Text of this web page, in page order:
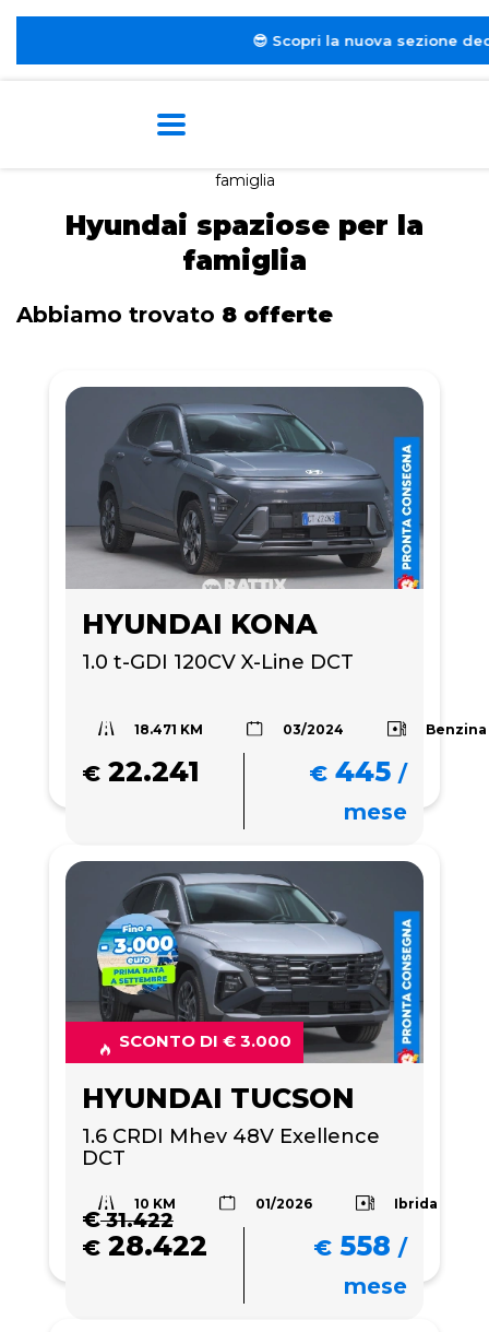
😎 Scopri la nuova sezione dedicata al
famiglia
Hyundai spaziose per la
famiglia
Abbiamo trovato 8 offerte
HYUNDAI KONA
1.0 t-GDI 120CV X-Line DCT
18.471 KM 03/2024 Benzina
€ 22.241 € 445 /
mese
SCONTO DI € 3.000
HYUNDAI TUCSON
1.6 CRDI Mhev 48V Exellence
DCT
10 KM 01/2026 Ibrida
€31.422
€ 28.422 € 558 /
mese